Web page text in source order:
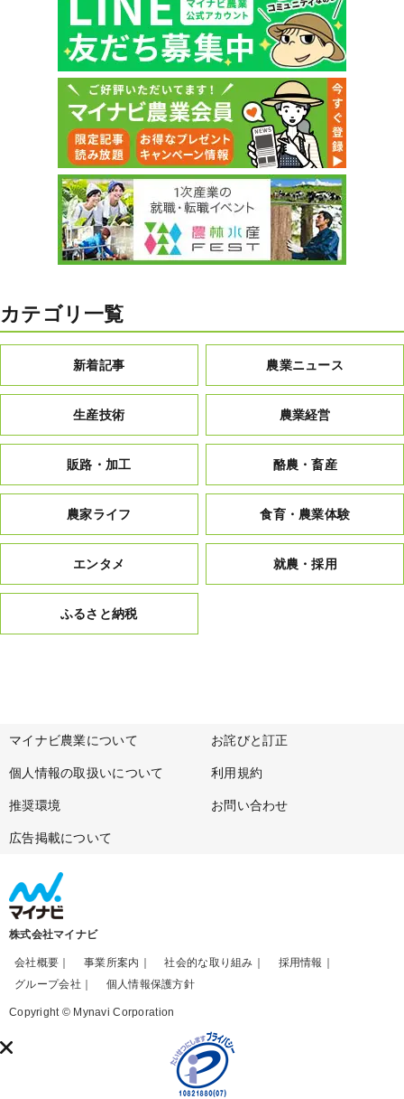
カテゴリ一覧
新着記事 農業ニュース
生産技術 農業経営
販路・加工 酪農・畜産
農家ライフ 食育・農業体験
エンタメ 就農・採用
ふるさと納税
マイナビ農業について お詫びと訂正
個人情報の取扱いについて 利用規約
推奨環境 お問い合わせ
広告掲載について
株式会社マイナビ
会社概要 事業所案内 社会的な取り組み
採用情報
グループ会社
個人情報保護方針
Copyright © Mynavi Corporation